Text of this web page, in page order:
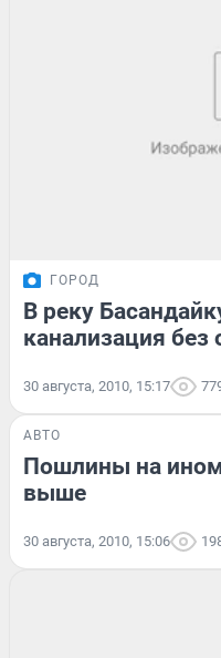
ГОРОД
В реку
канализация без
30 августа, 2010, 15:17
АВТО
Пошлины на
выше
30 августа, 2010, 15:06